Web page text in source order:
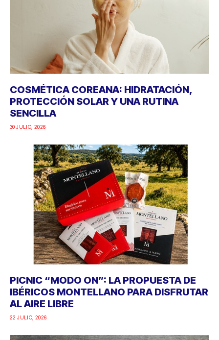
COSMÉTICA COREANA: HIDRATACIÓN,
PROTECCIÓN SOLAR Y UNA RUTINA
SENCILLA
30 JULIO, 2026
PICNIC “MODO ON”: LA PROPUESTA DE
IBÉRICOS MONTELLANO PARA DISFRUTAR
AL AIRE LIBRE
22 JULIO, 2026